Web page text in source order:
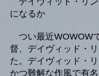
になるか
つい最近WOWOW
督、デイヴィッド・
た。デイヴィッド・
かつ難解な作風で有